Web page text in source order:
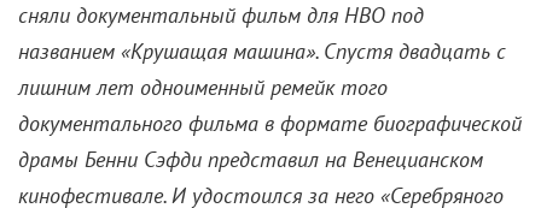
сняли документальный фильм для HBO под
названием «Крушащая машина». Спустя двадцать с
лишним лет одноименный ремейк того
документального фильма в формате биографической
драмы Бенни Сэфди представил на Венецианском
кинофестивале. И удостоился за него «Серебряного